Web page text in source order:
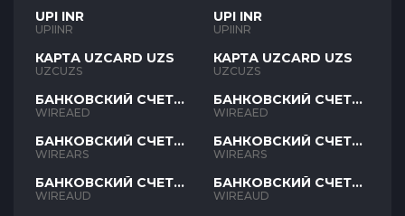
UPI INR
UPIINR
КАРТА UZCARD UZS
UZCUZS
БАНКОВСКИЙ СЧЕТ
AED
WIREAED
БАНКОВСКИЙ СЧЕТ
ARS
WIREARS
БАНКОВСКИЙ СЧЕТ
AUD
WIREAUD
UPI INR
UPIINR
КАРТА UZCARD UZS
UZCUZS
БАНКОВСКИЙ СЧЕТ
AED
WIREAED
БАНКОВСКИЙ СЧЕТ
ARS
WIREARS
БАНКОВСКИЙ СЧЕТ
AUD
WIREAUD